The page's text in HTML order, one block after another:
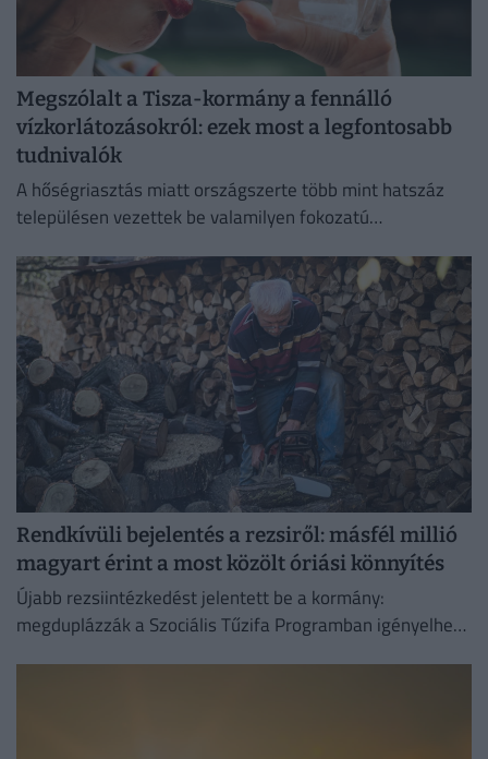
Megszólalt a Tisza-kormány a fennálló
vízkorlátozásokról: ezek most a legfontosabb
tudnivalók
A hőségriasztás miatt országszerte több mint hatszáz
településen vezettek be valamilyen fokozatú
Rendkívüli bejelentés a rezsiről: másfél millió
magyart érint a most közölt óriási könnyítés
Újabb rezsiintézkedést jelentett be a kormány:
megduplázzák a Szociális Tűzifa Programban igényelhető